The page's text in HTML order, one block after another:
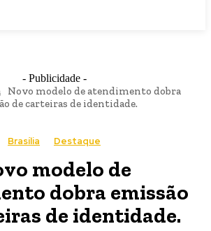
- Publicidade -
Novo modelo de atendimento dobra
de carteiras de identidade.
Brasília Destaque
modelo de
dobra emissão
de identidade.